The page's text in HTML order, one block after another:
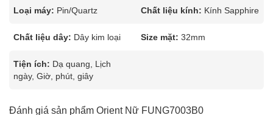
Loại máy: Pin/Quartz Chất liệu kính: Kính Sapphire
Chất liệu dây: Dây kim loại Size mặt: 32mm
Tiện ích: Dạ quang, Lịch
ngày, Giờ, phút, giây
Đánh giá sản phẩm Orient Nữ FUNG7003B0